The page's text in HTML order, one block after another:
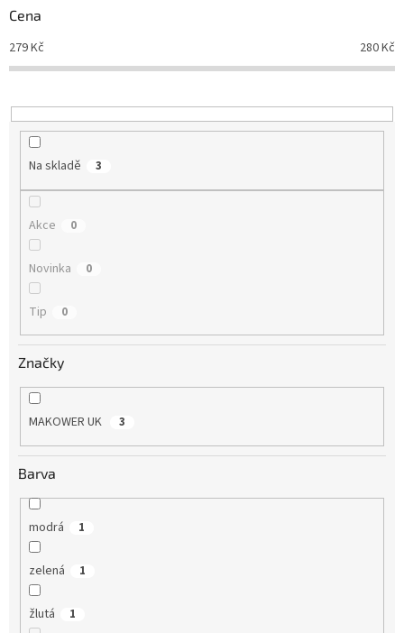
d
k
t
Cena
279Kč 280Kč
Na skladě 3
Akce 0
Novinka 0
Tip 0
Značky
MAKOWER UK 3
Barva
modrá 1
zelená 1
žlutá 1